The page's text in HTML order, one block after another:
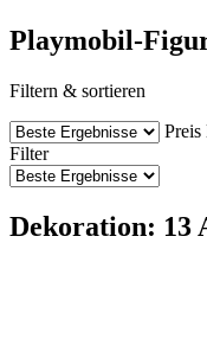
Playmobil-
Filtern & sortieren
Preis
Filter
Dekoration: 13